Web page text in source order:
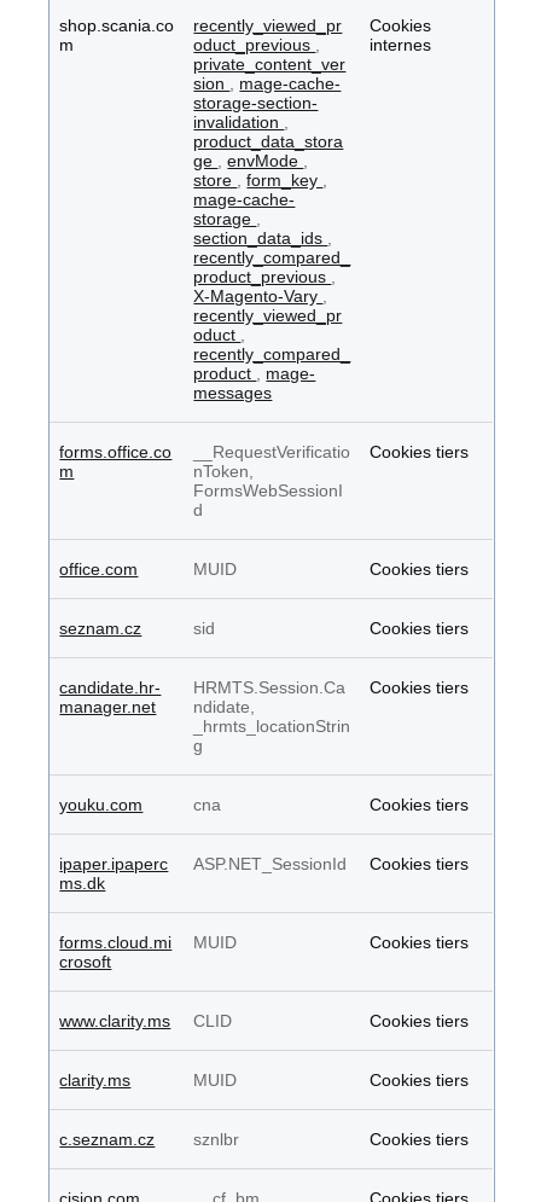
shop.scania.co
m
recently_viewed_pr
oduct_previous
private_content_ver
sion
mage-cache-
storage-section-
invalidation
product_data_stora
ge
,envMode
store
,form_key
mage-cache-
storage
section_data_ids
recently_compared_
product_previous
X-Magento-Vary
recently_viewed_pr
oduct
recently_compared_
product
mage-
messages
Cookies
internes
forms.office.co
m
__RequestVerificatio
nToken,
FormsWebSessionI
d
Cookies tiers
office.com MUID Cookies tiers
seznam.cz sid Cookies tiers
candidate.hr-
manager.net
HRMTS.Session.Ca
ndidate,
_hrmts_locationStrin
g
Cookies tiers
youku.com cna Cookies tiers
ipaper.ipaperc
ms.dk
ASP.NET_SessionId Cookies tiers
forms.cloud.mi
crosoft
MUID Cookies tiers
www.clarity.ms CLID Cookies tiers
clarity.ms MUID Cookies tiers
c.seznam.cz sznlbr Cookies tiers